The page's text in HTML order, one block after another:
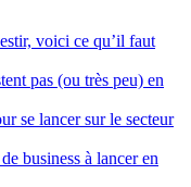
voici ce qu’il faut
pas (ou très peu) en
se lancer sur le secteur
business à lancer en